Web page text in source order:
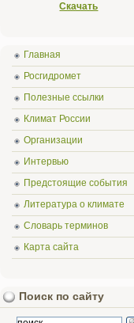
Скачать
Главная
Росгидромет
Полезные ссылки
Климат России
Организации
Интервью
Предстоящие события
Литература о климате
Словарь терминов
Карта сайта
Поиск по сайту